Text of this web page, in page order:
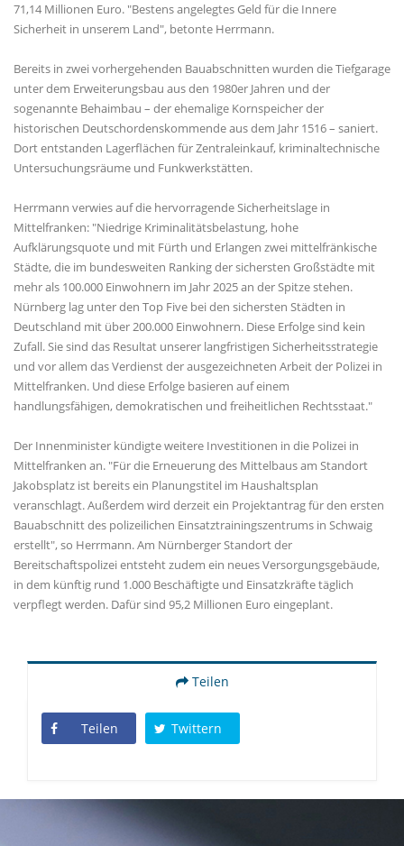
71,14 Millionen Euro. "Bestens angelegtes Geld für die Innere
Sicherheit in unserem Land", betonte Herrmann.
Bereits in zwei vorhergehenden Bauabschnitten wurden die Tiefgarage
unter dem Erweiterungsbau aus den 1980er Jahren und der
sogenannte Behaimbau – der ehemalige Kornspeicher der
historischen Deutschordenskommende aus dem Jahr 1516 – saniert.
Dort entstanden Lagerflächen für Zentraleinkauf, kriminaltechnische
Untersuchungsräume und Funkwerkstätten.
Herrmann verwies auf die hervorragende Sicherheitslage in
Mittelfranken: "Niedrige Kriminalitätsbelastung, hohe
Aufklärungsquote und mit Fürth und Erlangen zwei mittelfränkische
Städte, die im bundesweiten Ranking der sichersten Großstädte mit
mehr als 100.000 Einwohnern im Jahr 2025 an der Spitze stehen.
Nürnberg lag unter den Top Five bei den sichersten Städten in
Deutschland mit über 200.000 Einwohnern. Diese Erfolge sind kein
Zufall. Sie sind das Resultat unserer langfristigen Sicherheitsstrategie
und vor allem das Verdienst der ausgezeichneten Arbeit der Polizei in
Mittelfranken. Und diese Erfolge basieren auf einem
handlungsfähigen, demokratischen und freiheitlichen Rechtsstaat."
Der Innenminister kündigte weitere Investitionen in die Polizei in
Mittelfranken an. "Für die Erneuerung des Mittelbaus am Standort
Jakobsplatz ist bereits ein Planungstitel im Haushaltsplan
veranschlagt. Außerdem wird derzeit ein Projektantrag für den ersten
Bauabschnitt des polizeilichen Einsatztrainingszentrums in Schwaig
erstellt", so Herrmann. Am Nürnberger Standort der
Bereitschaftspolizei entsteht zudem ein neues Versorgungsgebäude,
in dem künftig rund 1.000 Beschäftigte und Einsatzkräfte täglich
verpflegt werden. Dafür sind 95,2 Millionen Euro eingeplant.
Teilen
Teilen Twittern